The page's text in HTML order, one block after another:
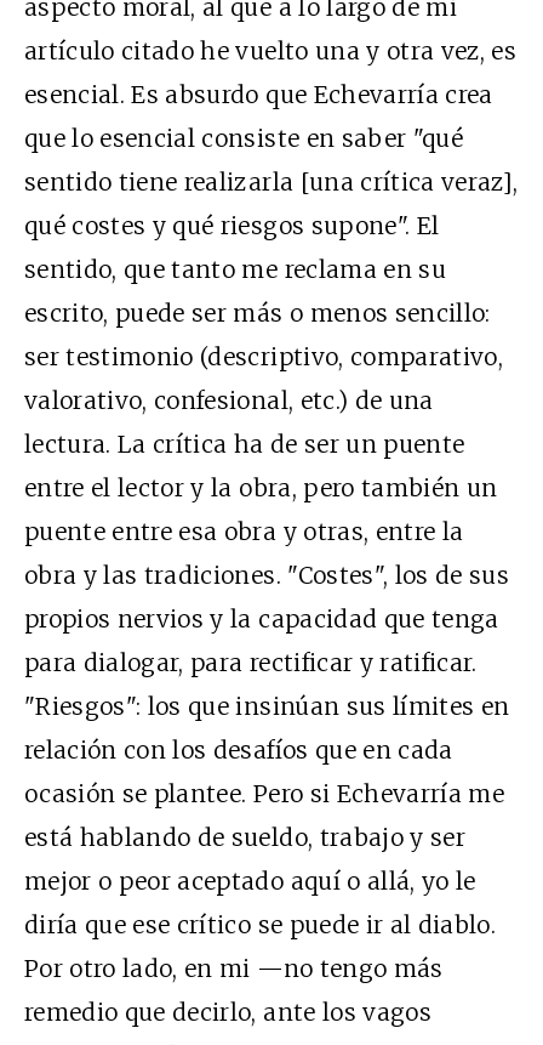
aspecto moral, al que a lo largo de mi
artículo citado he vuelto una y otra vez, es
esencial. Es absurdo que Echevarría crea
que lo esencial consiste en saber "qué
sentido tiene realizarla [una crítica veraz],
qué costes y qué riesgos supone". El
sentido, que tanto me reclama en su
escrito, puede ser más o menos sencillo:
ser testimonio (descriptivo, comparativo,
valorativo, confesional, etc.) de una
lectura. La crítica ha de ser un puente
entre el lector y la obra, pero también un
puente entre esa obra y otras, entre la
obra y las tradiciones. "Costes", los de sus
propios nervios y la capacidad que tenga
para dialogar, para rectificar y ratificar.
"Riesgos": los que insinúan sus límites en
relación con los desafíos que en cada
ocasión se plantee. Pero si Echevarría me
está hablando de sueldo, trabajo y ser
mejor o peor aceptado aquí o allá, yo le
diría que ese crítico se puede ir al diablo.
Por otro lado, en mi —no tengo más
remedio que decirlo, ante los vagos